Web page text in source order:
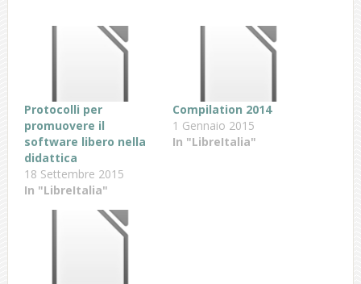
Protocolli per
promuovere il
software libero nella
didattica
18 Settembre 2015
In "LibreItalia"
Compilation 2014
1 Gennaio 2015
In "LibreItalia"